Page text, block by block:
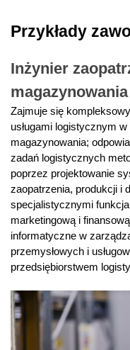
Przykłady
Inżynier
magazynowania
Zajmuje się
usługami logistycznym
magazynowania;
zadań logistycznych
poprzez projektowanie
zaopatrzenia, produkcji i
specjalistycznymi
marketingową i
informatyczne w
przemysłowych i
przedsiębiorstwem